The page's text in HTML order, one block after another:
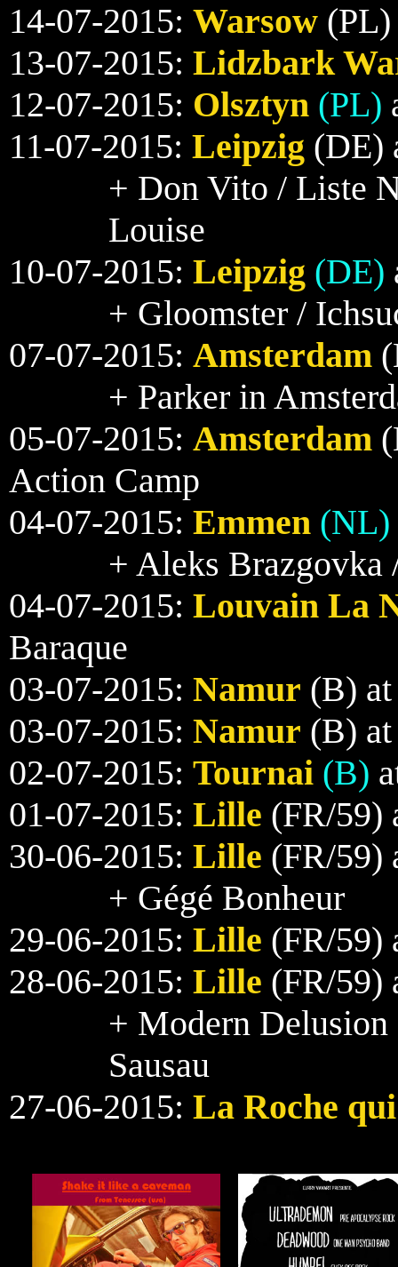
14-07-2015: Warsow
13-07-2015: Lidzbark
12-07-2015: Olsztyn (PL)
11-07-2015: Leipzig (DE)
+ Don Vito / Liste
Louise
10-07-2015: Leipzig (DE)
+ Gloomster /
07-07-2015: Amsterdam
+ Parker in
05-07-2015: Amsterdam
Action Camp
04-07-2015: Emmen (NL)
+ Aleks Brazgovka
04-07-2015: Louvain La
Baraque
03-07-2015: Namur (B)
03-07-2015: Namur (B)
02-07-2015: Tournai (B)
01-07-2015: Lille (FR/59)
30-06-2015: Lille (FR/59)
+ Gégé Bonheur
29-06-2015: Lille (FR/59)
28-06-2015: Lille (FR/59)
+ Modern
Sausau
27-06-2015: La Roche